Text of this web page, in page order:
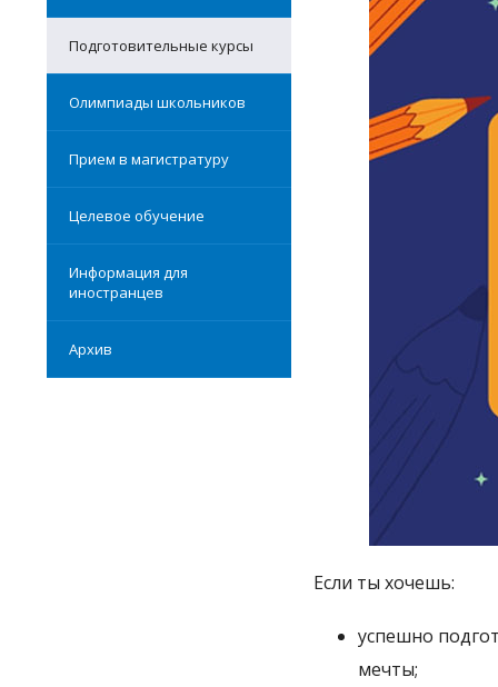
Подготовительные курсы
Олимпиады школьников
Прием в магистратуру
Целевое обучение
Информация для
иностранцев
Архив
Если ты хочешь:
успешно
мечты;